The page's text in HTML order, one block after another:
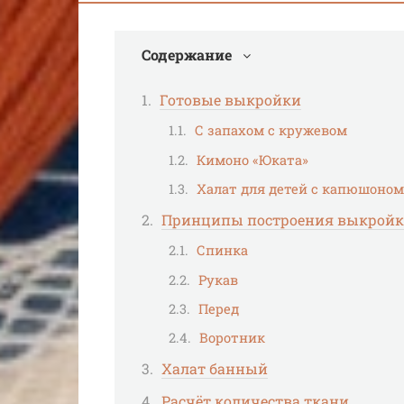
Содержание
Готовые выкройки
С запахом с кружевом
Кимоно «Юката»
Халат для детей с капюшоном
Принципы построения
Спинка
Рукав
Перед
Воротник
Халат банный